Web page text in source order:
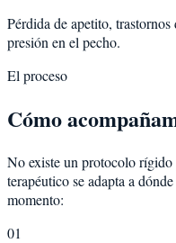
Pérdida de apetito,
presión en el pecho.
El proceso
Cómo
No existe un protocolo
terapéutico se adapta a
momento:
01